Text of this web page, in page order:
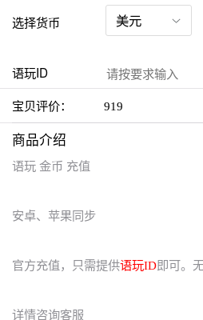
选择货币
语玩ID
宝贝评价： 919
商品介绍
语玩 金币 充值
安卓、苹果同步
官方充值，只需提供语玩ID即可。
详情咨询客服